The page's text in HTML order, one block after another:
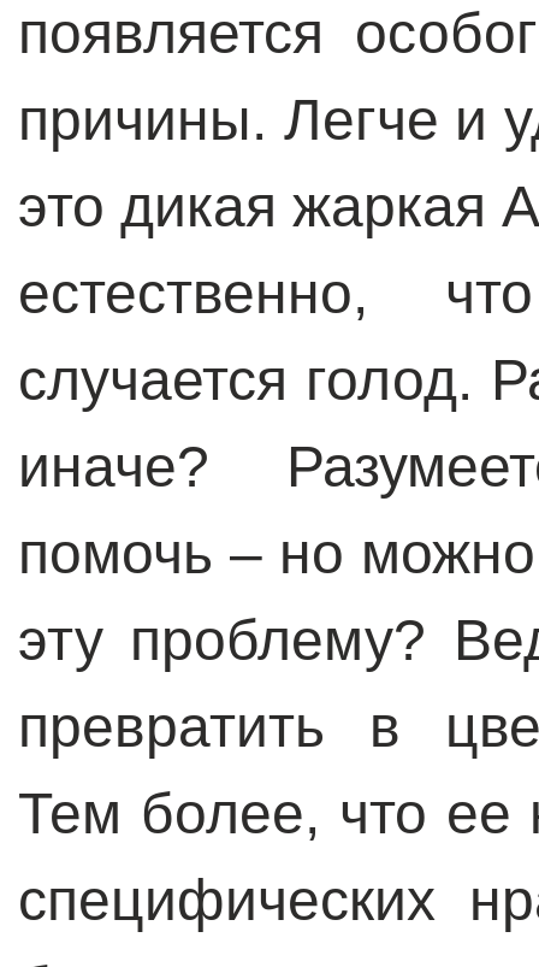
появляется
причины. Легче и
это дикая жаркая
естественно,
случается голод.
иначе?
помочь – но
эту проблему?
превратить в
Тем более, что
специфических